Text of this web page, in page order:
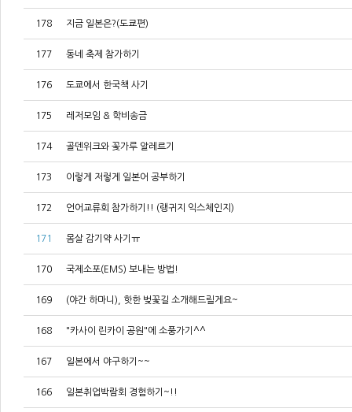
178 지금 일본은?(도쿄편)
177 동네 축제 참가하기
176 도쿄에서 한국책 사기
175 레저모임 & 학비송금
174 골덴위크와 꽃가루 알레르기
173 이렇게 저렇게 일본어 공부하기
172 언어교류회 참가하기!! (랭귀지 익스체인지)
171 몸살 감기약 사기ㅠ
170 국제소포(EMS) 보내는 방법!
169 (야간 하마니), 핫한 벚꽃길 소개해드릴게요~
168 "카사이 린카이 공원"에 소풍가기^^
167 일본에서 야구하기~~
166 일본취업박람회 경험하기~!!